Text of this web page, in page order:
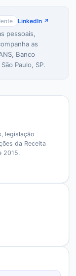
LinkedIn ↗
pessoais,
as
Banco
Paulo, SP.
legislação
da Receita
2015.